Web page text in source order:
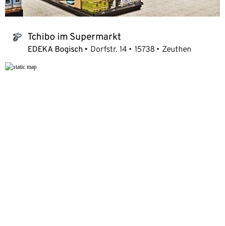
tchibo_logo Tchibo im Supermarkt
EDEKA Bogisch Dorfstr. 14 15738 Zeuthen